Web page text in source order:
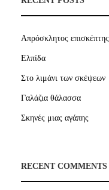
Απρόσκλητος επισκέπτης
Ελπίδα
Στο λιμάνι των σκέψεων
Γαλάζια θάλασσα
Σκηνές μιας αγάπης
RECENT COMMENTS